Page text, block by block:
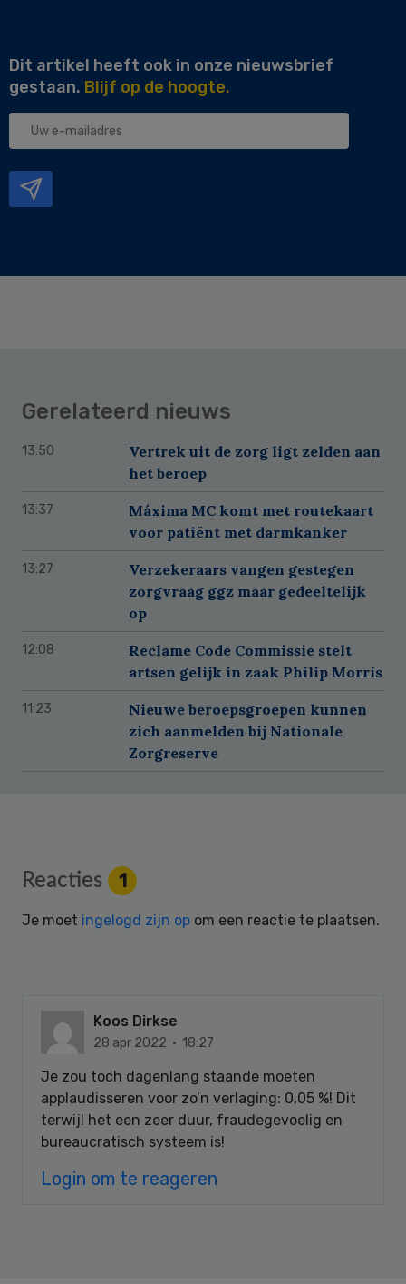
Dit artikel heeft ook in onze nieuwsbrief
gestaan. Blijf op de hoogte.
Uw
Gerelateerd nieuws
13:50
Vertrek uit de zorg ligt zelden aan
het beroep
13:37
Máxima MC komt met routekaart
voor patiënt met darmkanker
13:27
Verzekeraars vangen gestegen
zorgvraag ggz maar gedeeltelijk
op
12:08
Reclame Code Commissie stelt
artsen gelijk in zaak Philip Morris
11:23
Nieuwe beroepsgroepen kunnen
zich aanmelden bij Nationale
Zorgreserve
Reader
Interactions
Reacties 1
Je moet ingelogd zijn op om een reactie te plaatsen.
Koos Dirkse
28 apr 2022 · 18:27
Je zou toch dagenlang staande moeten
applaudisseren voor zo’n verlaging: 0,05 %! Dit
terwijl het een zeer duur, fraudegevoelig en
bureaucratisch systeem is!
Login om te reageren